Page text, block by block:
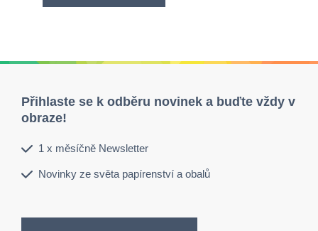
Přihlaste se k odběru novinek a buďte vždy v
obraze!
1 x měsíčně Newsletter
Novinky ze světa papírenství a obalů